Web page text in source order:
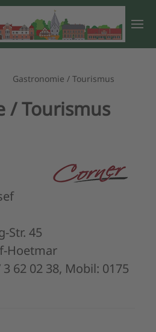
Gastronomie / Tourismus
/ Tourismus
Str. 45
Hoetmar
62 02 38, Mobil: 0175